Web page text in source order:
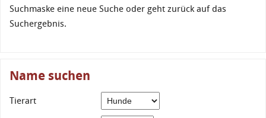
Suchmaske eine neue Suche oder geht zurück auf das
Suchergebnis.
Name suchen
Tierart